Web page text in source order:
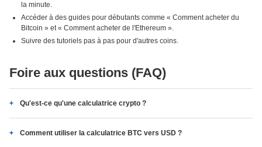
la minute.
Accéder à des guides pour débutants comme « Comment acheter du
Bitcoin » et « Comment acheter de l'Ethereum ».
Suivre des tutoriels pas à pas pour d'autres coins.
Foire aux questions (FAQ)
Qu'est-ce qu'une calculatrice crypto ?
Comment utiliser la calculatrice BTC vers USD ?